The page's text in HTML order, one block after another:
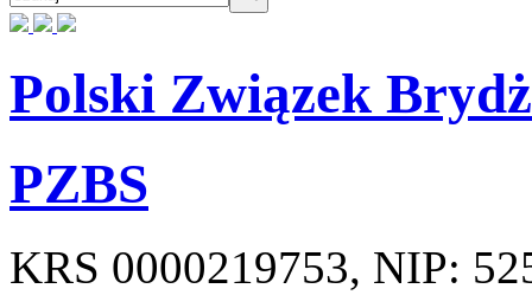
Polski Związek
PZBS
KRS 0000219753, NIP: